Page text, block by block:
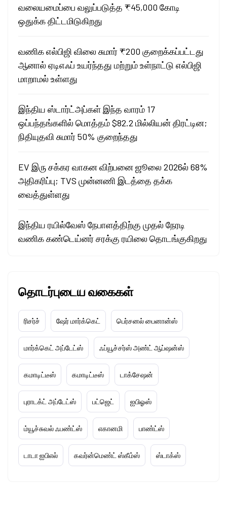
வலையமைப்பை வலுப்படுத்த ₹45,000 கோடி
ஒதுக்க திட்டமிடுகிறது
வணிக எல்பிஜி விலை சுமார் ₹200 குறைக்கப்பட்டது
ஆனால் ஏடிஎஃப் உயர்ந்தது மற்றும் உள்நாட்டு எல்பிஜி
மாறாமல் உள்ளது
இந்திய ஸ்டார்ட்அப்கள் இந்த வாரம் 17
ஒப்பந்தங்களில் மொத்தம் $82.2 மில்லியன் திரட்டின;
நிதியுதவி சுமார் 50% குறைந்தது
EV இரு சக்கர வாகன விற்பனை ஜூலை 2026ல் 68%
அதிகரிப்பு; TVS முன்னணி இடத்தை தக்க
வைத்துள்ளது
இந்திய ரயில்வேஸ் நேபாளத்திற்கு முதல் நேரடி
வணிக கண்டெய்னர் சரக்கு ரயிலை தொடங்குகிறது
தொடர்புடைய வகைகள்
ரிசர்ச் ஷேர் மார்க்கெட் பெர்சனல் பைனான்ஸ்
மார்க்கெட் அப்டேட்ஸ் ஃப்யூச்சர்ஸ் அண்ட் ஆப்ஷன்ஸ்
கமாடிட்டீஸ் கமாடிட்டீஸ் டாக்சேஷன்
புராடக்ட் அப்டேட்ஸ் பட்ஜெட் ஐபிஓஸ்
ம்யூச்சுவல் ஃபண்ட்ஸ் எகானமி பாண்ட்ஸ்
டாடா ஐபிஎல் கவர்ன்மெண்ட் ஸ்கீம்ஸ் ஸ்டாக்ஸ்